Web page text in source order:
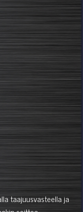
taajuusvasteella ja